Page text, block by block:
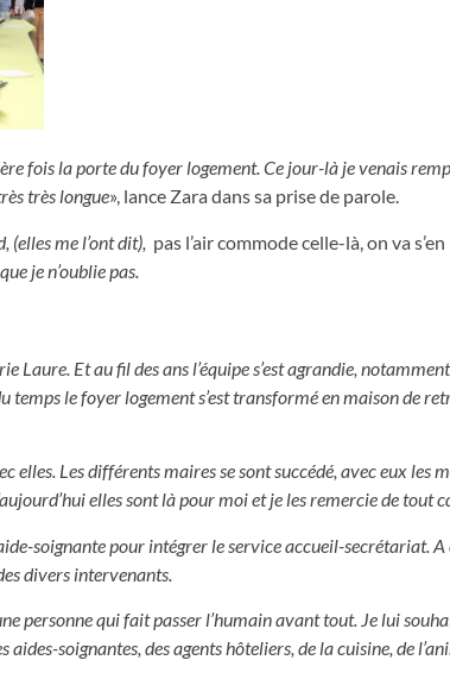
fois la porte du foyer logement. Ce jour-là je venais
très longue», lance Zara dans sa prise de parole.
me l’ont dit), pas l’air commode celle-là, on va s’en
je n’oublie pas.
Laure. Et au fil des ans l’équipe s’est agrandie,
le foyer logement s’est transformé en maison de
elles. Les différents maires se sont succédé, avec eux les
elles sont là pour moi et je les remercie de tout
soignante pour intégrer le service accueil-secrétariat. A
divers intervenants.
personne qui fait passer l’humain avant tout. Je lui
soignantes, des agents hôteliers, de la cuisine, de